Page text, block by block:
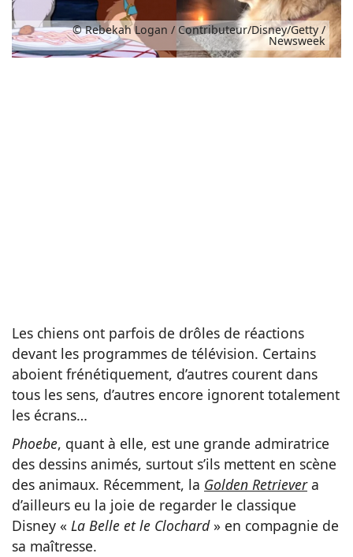
© Rebekah Logan / Contributeur/Disney/Getty /
Newsweek
Les chiens ont parfois de drôles de réactions
devant les programmes de télévision. Certains
aboient frénétiquement, d’autres courent dans
tous les sens, d’autres encore ignorent totalement
les écrans…
Phoebe, quant à elle, est une grande admiratrice
des dessins animés, surtout s’ils mettent en scène
des animaux. Récemment, la Golden Retrievera
d’ailleurs eu la joie de regarder le classique
Disney « La Belle et le Clochard» en compagnie de
sa maîtresse.